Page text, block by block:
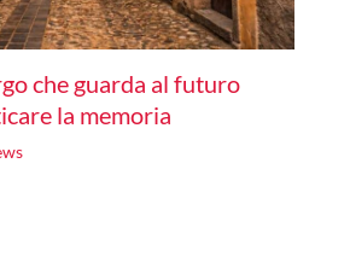
che guarda al futuro
la memoria